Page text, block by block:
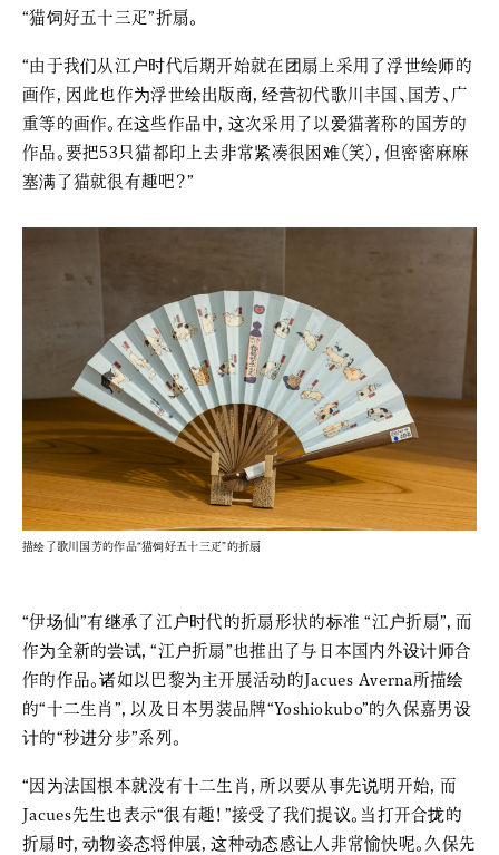
“猫饲好五十三疋”折扇。
“由于我们从江户时代后期开始就在团扇上采用了浮世绘师的
画作，因此也作为浮世绘出版商，经营初代歌川丰国、国芳、广
重等的画作。在这些作品中，这次采用了以爱猫著称的国芳的
作品。要把53只猫都印上去非常紧凑很困难（笑），但密密麻麻
塞满了猫就很有趣吧？”
描绘了歌川国芳的作品“猫饲好五十三疋”的折扇
“伊场仙”有继承了江户时代的折扇形状的标准 “江户折扇”，而
作为全新的尝试，“江户折扇”也推出了与日本国内外设计师合
作的作品。诸如以巴黎为主开展活动的Jacues Averna所描绘
的“十二生肖”，以及日本男装品牌“Yoshiokubo”的久保嘉男设
计的“秒进分步”系列。
“因为法国根本就没有十二生肖，所以要从事先说明开始，而
Jacues先生也表示“很有趣！”接受了我们提议。当打开合拢的
折扇时，动物姿态将伸展，这种动态感让人非常愉快呢。久保先